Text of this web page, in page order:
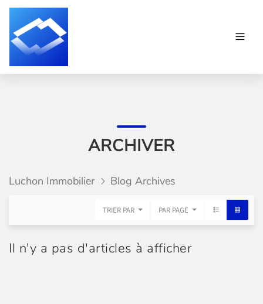
ARCHIVER
Luchon Immobilier Blog Archives
TRIER PAR PAR PAGE
Il n'y a pas d'articles à afficher